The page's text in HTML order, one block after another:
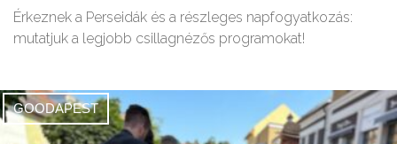
Érkeznek a Perseidák és a részleges napfogyatkozás:
mutatjuk a legjobb csillagnézős programokat!
GOODAPEST